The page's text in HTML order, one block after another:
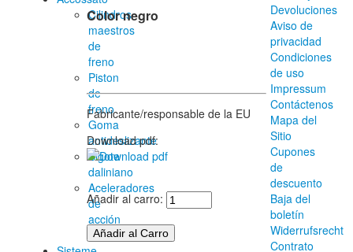
Cilindros
maestros
de
freno
Piston
de
freno
Goma
antideslizante
Bigote
daliniano
Aceleradores
de
acción
rápida
Color negro
Fabricante/responsable de la EU
Download pdf:
Añadir al carro:
Devoluciones
Aviso de
privacidad
Condiciones
de uso
Impressum
Contáctenos
Mapa del
Sitio
Cupones
de
descuento
Baja del
boletín
Widerrufsrecht
Contrato